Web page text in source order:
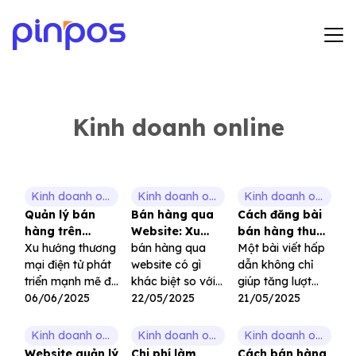
Đăng ký
Đăng nhập
Kinh doanh online
Kinh doanh online
Quản lý bán
hàng trên
website: Giải
pháp tối ưu cho
kinh doanh
Xu hướng thương
mại điện tử phát
triển mạnh mẽ đã
khiến việc quản
website trở thành
một nhu cầu thiết
06/06/2025
Kinh doanh online
Bán hàng qua
Website: Xu
hướng kinh
doanh hiệu quả
trong thời đại
số
bán hàng qua
website có gì
khác biệt so với
các hình thức
thống? Làm thế
nào để xây dựng
22/05/2025
Kinh doanh online
Cách đăng bài
bán hàng thu
hút: Tăng tương
tác – Chốt đơn
hiệu quả
Một bài viết hấp
dẫn không chỉ
giúp tăng lượt
tương tác, mà
được niềm tin,
xây dựng thương
21/05/2025
Kinh doanh online
Kinh doanh online
Kinh doanh online